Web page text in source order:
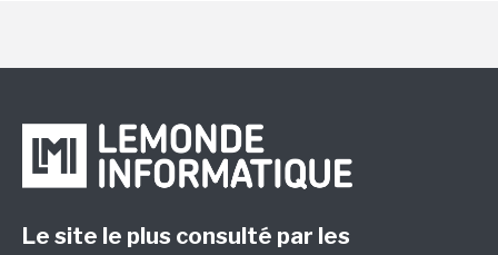
Le site le plus consulté par les